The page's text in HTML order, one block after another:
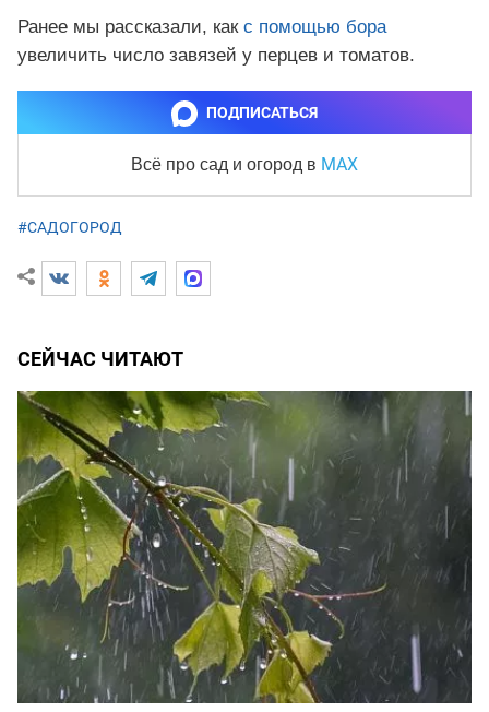
Ранее мы рассказали, как с помощью бора
увеличить число завязей у перцев и томатов.
ПОДПИСАТЬСЯ
Всё про сад и огород в MAX
#САДОГОРОД
СЕЙЧАС ЧИТАЮТ